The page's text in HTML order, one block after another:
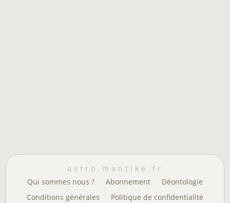
astro.mantike.fr
Qui sommes nous ?
Abonnement
Déontologie
Conditions générales
Politique de confidentialité